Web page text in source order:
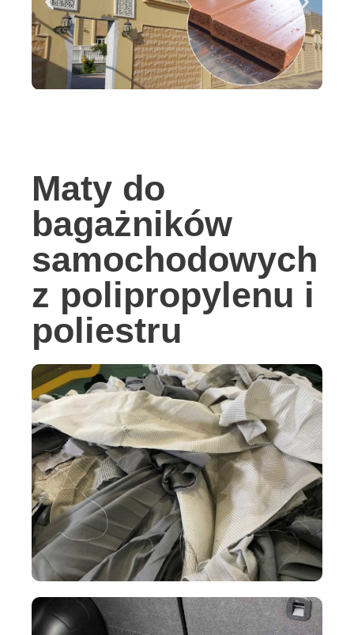
Maty do
bagażników
samochodowych
z polipropylenu i
poliestru